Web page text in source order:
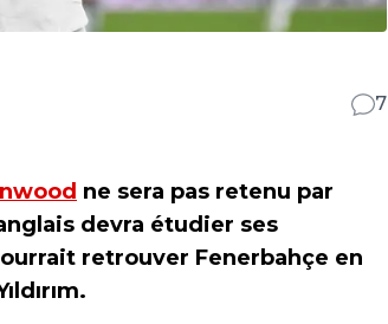
7
ne sera pas retenu par
devra étudier ses
retrouver Fenerbahçe en